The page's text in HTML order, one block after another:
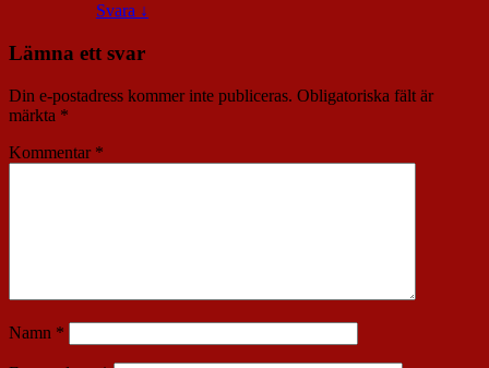
Svara ↓
Lämna ett svar
Din e-postadress kommer inte publiceras. Obligatoriska fält är
märkta *
Kommentar *
Namn *